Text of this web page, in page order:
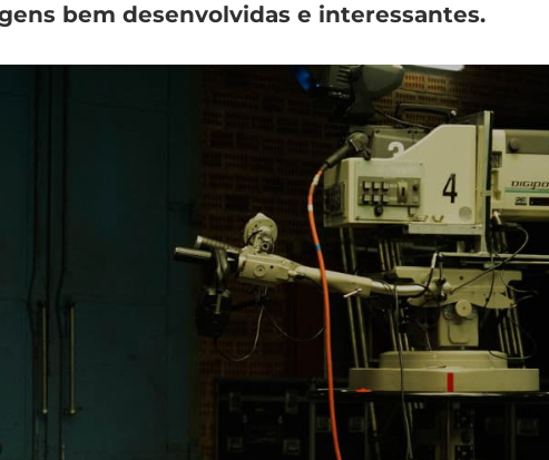
bem desenvolvidas e interessantes.